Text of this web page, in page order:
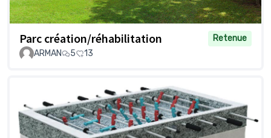
Parc création/réhabilitation
Retenue
ARMAN
5 13